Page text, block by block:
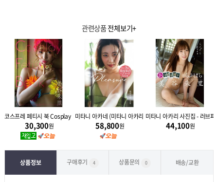
관련상품전체보기+
온 Vermilion
코스프레 페티시 북 Cosplay Fetish Book - 미타니 아카리
30,300원
미타니 아카네 (미타니 아카리) 사진집 - 플레저 Pleasure
58,800원
미타니 아카리 사진집 - 러브파
44,100원
상품정보 구매후기 4 상품문의 0 배송/교환